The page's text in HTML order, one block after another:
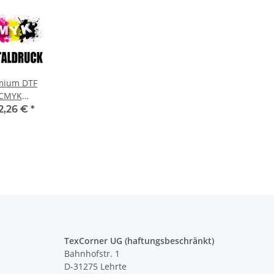
DTF
€ *
TexCorner UG (haftungsbeschränkt)
Bahnhofstr. 1
D-31275 Lehrte